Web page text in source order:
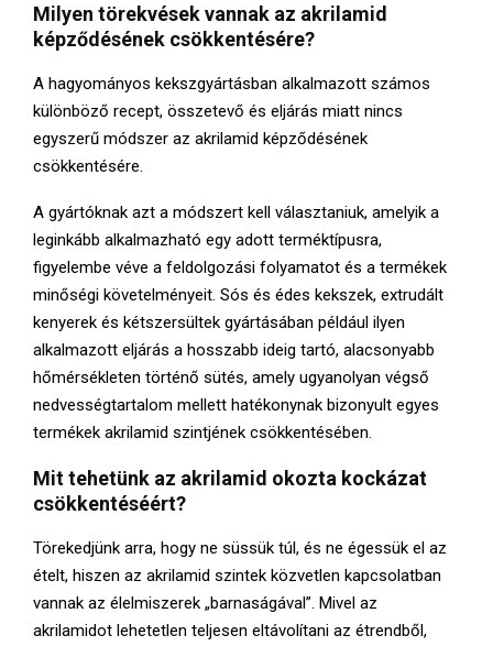
Milyen törekvések vannak az akrilamid
képződésének csökkentésére?
A hagyományos kekszgyártásban alkalmazott számos
különböző recept, összetevő és eljárás miatt nincs
egyszerű módszer az akrilamid képződésének
csökkentésére.
A gyártóknak azt a módszert kell választaniuk, amelyik a
leginkább alkalmazható egy adott terméktípusra,
figyelembe véve a feldolgozási folyamatot és a termékek
minőségi követelményeit. Sós és édes kekszek, extrudált
kenyerek és kétszersültek gyártásában például ilyen
alkalmazott eljárás a hosszabb ideig tartó, alacsonyabb
hőmérsékleten történő sütés, amely ugyanolyan végső
nedvességtartalom mellett hatékonynak bizonyult egyes
termékek akrilamid szintjének csökkentésében.
Mit tehetünk az akrilamid okozta kockázat
csökkentéséért?
Törekedjünk arra, hogy ne süssük túl, és ne égessük el az
ételt, hiszen az akrilamid szintek közvetlen kapcsolatban
vannak az élelmiszerek „barnaságával”. Mivel az
akrilamidot lehetetlen teljesen eltávolítani az étrendből,